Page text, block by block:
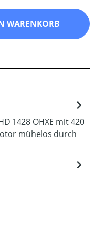
WARENKORB
1428 OHXE mit 420
mühelos durch